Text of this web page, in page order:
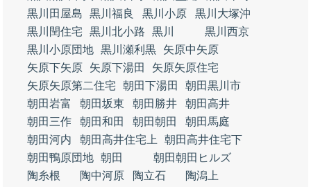
黒川田屋島
黒川福良 黒川小原
黒川大塚沖
黒川閏住宅
黒川北小路 黒川
黒川西京
黒川小原団地 黒川瀬利黒
矢原中矢原
矢原下矢原
矢原下湯田
矢原矢原住宅
矢原矢原第二住宅
朝田下湯田
朝田黒川市
朝田岩富
朝田坂東 朝田勝井
朝田高井
朝田三作
朝田和田 朝田朝田
朝田馬庭
朝田河内
朝田高井住宅上
朝田高井住宅下
朝田鴨原団地 朝田
朝田朝田ヒルズ
陶糸根
陶中河原 陶立石
陶潟上